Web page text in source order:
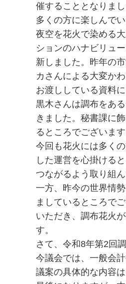
催することとなりま
多くの方に楽しんで
夜空を花火で染める
ションのハナビリュ
新しました。昨年の
カさんによる大変か
お渡ししている資料
黒木さんは調布をあ
きました。秘書課に
るところでございます
今回も花火には多く
した運営を心掛ける
つながるよう取り組ん
一方、昨今の世界情
ましているところで
いただき、調布花火
す。
さて、令和8年第2回
今議会では、一般会
議案の具体的な内容